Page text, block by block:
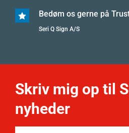
 Bedøm os gerne på
Seri Q Sign A/S
Skriv mig op til
nyheder